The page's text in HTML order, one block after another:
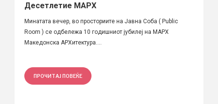
Десетлетие МАРХ
Минатата вечер, во просториите на Јавна Соба ( Public
Room ) се одбележa 10 годишниот јубилеј на МАРХ
Македонска АРХитектура....
ПРОЧИТАЈ ПОВЕЌЕ